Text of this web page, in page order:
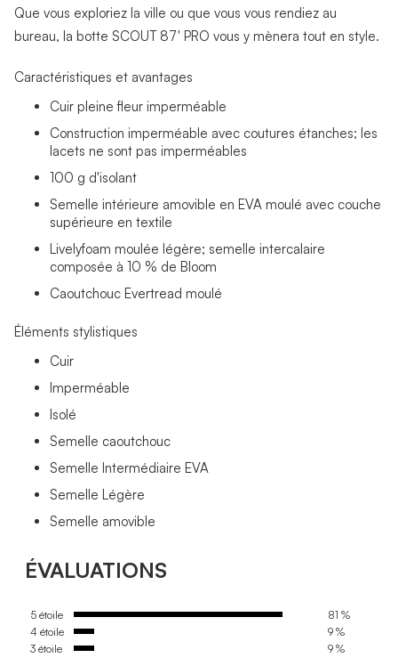
Que vous exploriez la ville ou que vous vous rendiez au
bureau, la botte SCOUT 87' PRO vous y mènera tout en style.
Caractéristiques et avantages
Cuir pleine fleur imperméable
Construction imperméable avec coutures étanches; les
lacets ne sont pas imperméables
100 g d'isolant
Semelle intérieure amovible en EVA moulé avec couche
supérieure en textile
Livelyfoam moulée légère; semelle intercalaire
composée à 10 % de Bloom
Caoutchouc Evertread moulé
Éléments stylistiques
Cuir
Imperméable
Isolé
Semelle caoutchouc
Semelle Intermédiaire EVA
Semelle Légère
Semelle amovible
ÉVALUATIONS
5 étoile
81 %
4 étoile
9 %
3 étoile
9 %